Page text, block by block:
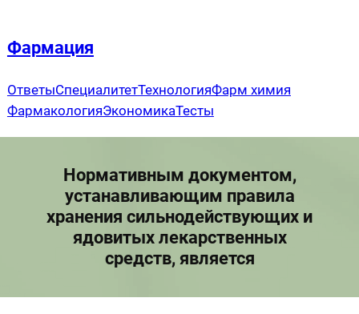
содержимому
Фармация
ОтветыСпециалитетТехнологияФарм химия
ФармакологияЭкономикаТесты
Нормативным документом,
устанавливающим правила
хранения сильнодействующих и
ядовитых лекарственных
средств, является